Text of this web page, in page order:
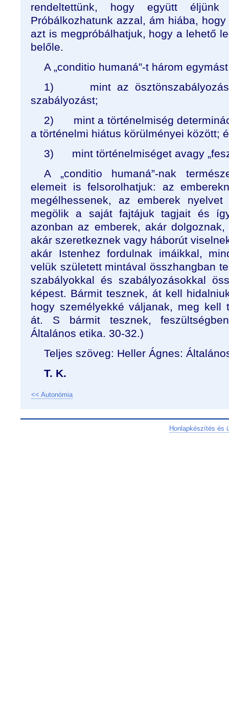
rendeltettünk, hogy együtt
Próbálkozhatunk azzal, ám hiába,
azt is megpróbálhatjuk, hogy a lehető
belőle.
A „conditio humaná”-t három
1)
mint az
szabályozást;
2)
mint a történelmiség
a történelmi hiátus körülményei között;
3)
mint történelmiséget avagy
A „conditio humaná”-nak
elemeit is felsorolhatjuk: az
megélhessenek, az emberek
megölik a saját fajtájuk tagjait és
azonban az emberek, akár
akár szeretkeznek vagy háborút
akár Istenhez fordulnak imáikkal,
velük született mintával összhangban
szabályokkal és szabályozásokkal
képest. Bármit tesznek, át kell
hogy személyekké váljanak, meg kell
át. S bármit tesznek,
Általános etika. 30-32.)
Teljes szöveg: Heller Ágnes:
T. K.
<< Autonómia
Honlapkészítés és